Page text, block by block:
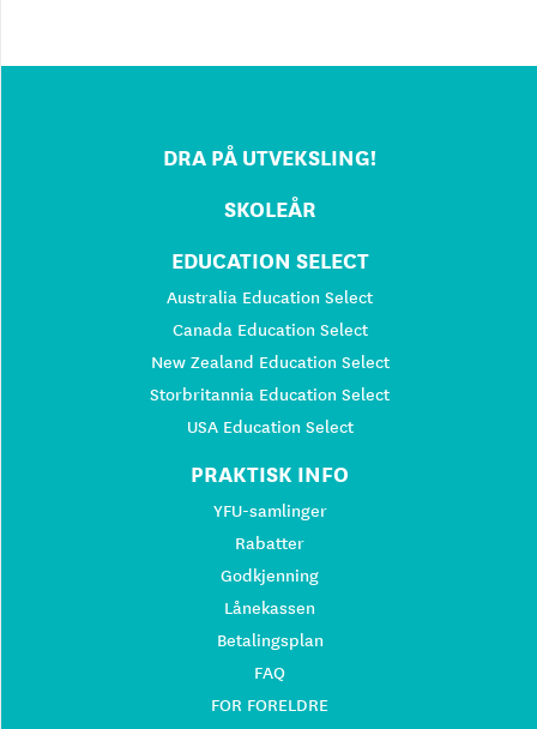
DRA PÅ UTVEKSLING!
SKOLEÅR
EDUCATION SELECT
Australia Education Select
Canada Education Select
New Zealand Education Select
Storbritannia Education Select
USA Education Select
PRAKTISK INFO
YFU-samlinger
Rabatter
Godkjenning
Lånekassen
Betalingsplan
FAQ
FOR FORELDRE